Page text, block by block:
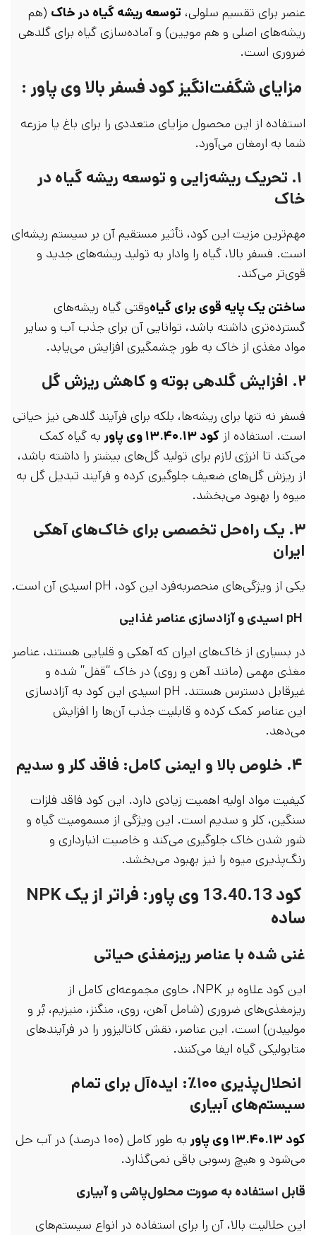
عنصر برای تقسیم سلولی، توسعه ریشه گیاه در خاک (هم
ریشه‌های اصلی و هم مویین) و آماده‌سازی گیاه برای گلدهی
ضروری است.
مزایای شگفت‌انگیز کود فسفر بالا وی پاور :
استفاده از این محصول مزایای متعددی را برای باغ یا مزرعه
شما به ارمغان می‌آورد.
۱. تحریک ریشه‌زایی و توسعه ریشه گیاه در
خاک
مهم‌ترین مزیت این کود، تأثیر مستقیم آن بر سیستم ریشه‌ای
است. فسفر بالا، گیاه را وادار به تولید ریشه‌های جدید و
قوی‌تر می‌کند.
ساختن یک پایه قوی برای گیاهوقتی گیاه ریشه‌های
گسترده‌تری داشته باشد، توانایی آن برای جذب آب و سایر
مواد مغذی از خاک به طور چشمگیری افزایش می‌یابد.
۲. افزایش گلدهی بوته و کاهش ریزش گل
فسفر نه تنها برای ریشه‌ها، بلکه برای فرآیند گلدهی نیز حیاتی
است. استفاده از کود ۱۳.۴۰.۱۳ وی پاور
به گیاه کمک
می‌کند تا انرژی لازم برای تولید گل‌های بیشتر را داشته باشد،
از ریزش گل‌های ضعیف جلوگیری کرده و فرآیند تبدیل گل به
میوه را بهبود می‌بخشد.
۳. یک راه‌حل تخصصی برای خاک‌های آهکی
ایران
یکی از ویژگی‌های منحصربه‌فرد این کود، pH اسیدی آن است.
در بسیاری از خاک‌های ایران که آهکی و قلیایی هستند، عناصر
مغذی مهمی (مانند آهن و روی) در خاک “قفل” شده و
غیرقابل دسترس هستند. pH اسیدی این کود به آزادسازی
این عناصر کمک کرده و قابلیت جذب آن‌ها را افزایش
می‌دهد.
کیفیت مواد اولیه اهمیت زیادی دارد. این کود فاقد فلزات
سنگین، کلر و سدیم است. این ویژگی از مسمومیت گیاه و
شور شدن خاک جلوگیری می‌کند و خاصیت انبارداری و
رنگ‌پذیری میوه را نیز بهبود می‌بخشد.
کود 13.40.13 وی پاور: فراتر از یک NPK
ساده
غنی شده با عناصر ریزمغذی حیاتی
این کود علاوه بر NPK، حاوی مجموعه‌ای کامل از
ریزمغذی‌های ضروری (شامل آهن، روی، منگنز، منیزیم، بُر و
مولیبدن) است. این عناصر، نقش کاتالیزور را در فرآیندهای
متابولیکی گیاه ایفا می‌کنند.
انحلال‌پذیری ۱۰۰٪: ایده‌آل برای تمام
سیستم‌های آبیاری
کود ۱۳.۴۰.۱۳ وی پاور
به طور کامل (۱۰۰ درصد) در آب حل
می‌شود و هیچ رسوبی باقی نمی‌گذارد.
قابل استفاده به صورت محلول‌پاشی و آبیاری
این حلالیت بالا، آن را برای استفاده در انواع سیستم‌های